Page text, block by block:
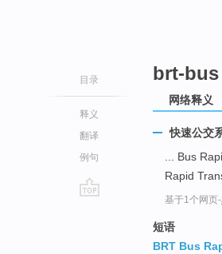
目录
释义
翻译
例句
brt-
网络释义
快速公交
... Bus
Rapid
基于1个网页-
短语
BRT Bus